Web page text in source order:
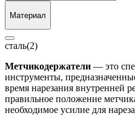
Материал
сталь(2)
Метчикодержатели — это
инструменты,
время нарезания внутренней
правильное положение
необходимое усилие для